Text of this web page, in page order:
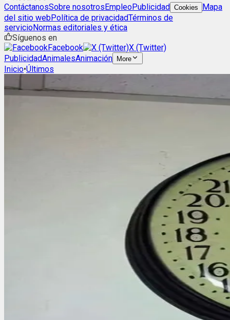
ContáctanosSobre nosotrosEmpleoPublicidad Cookies
Mapa
del sitio webPolítica de privacidadTérminos de
servicioNormas editoriales y ética
Síguenos en
Facebook
X (Twitter)
PublicidadAnimalesAnimación More
Inicio•Últimos